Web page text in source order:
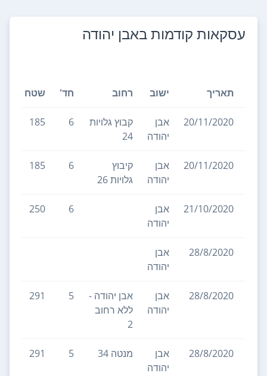
עסקאות קודמות באבן יהודה
תאריך ישוב רחוב חד' שטח
20/11/2020
אבן
יהודה
קבוץ גלויות
24
6
185
20/11/2020
אבן
יהודה
קיבוץ
גלויות 26
6
185
21/10/2020
אבן
יהודה
6
250
28/8/2020
אבן
יהודה
28/8/2020
אבן
יהודה
אבן יהודה -
ללא רחוב
2
5
291
28/8/2020
אבן
יהודה
מנטה 34 5
291